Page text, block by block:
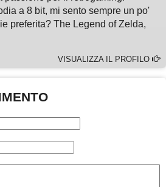
a 8 bit, mi sento sempre un po'
preferita? The Legend of Zelda,
VISUALIZZA IL PROFILO